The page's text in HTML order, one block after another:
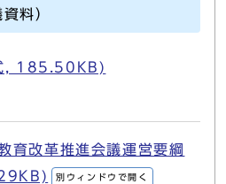
料）
, 185.50KB)
育改革推進会議運営要綱
別ウィンドウで開く